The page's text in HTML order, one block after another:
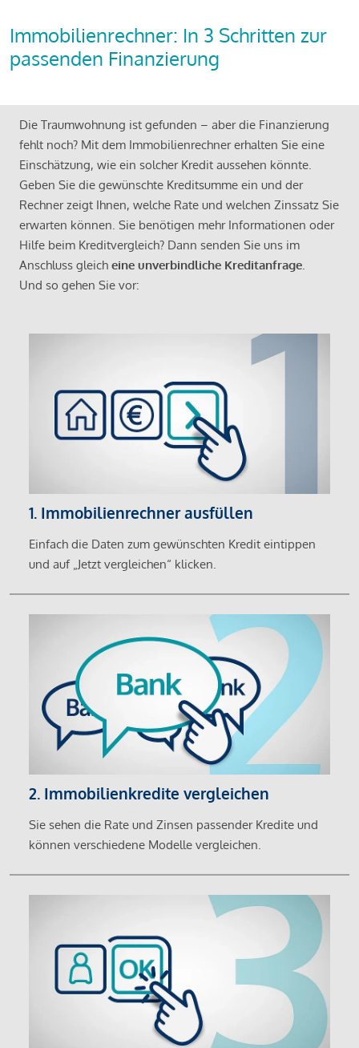
Immobilienrechner: In 3 Schritten zur
passenden Finanzierung
Die Traumwohnung ist gefunden – aber die Finanzierung
fehlt noch? Mit dem Immobilienrechner erhalten Sie eine
Einschätzung, wie ein solcher Kredit aussehen könnte.
Geben Sie die gewünschte Kreditsumme ein und der
Rechner zeigt Ihnen, welche Rate und welchen Zinssatz Sie
erwarten können. Sie benötigen mehr Informationen oder
Hilfe beim Kreditvergleich? Dann senden Sie uns im
Anschluss gleich eine unverbindliche Kreditanfrage.
Und so gehen Sie vor:
1. Immobilienrechner ausfüllen
Einfach die Daten zum gewünschten Kredit eintippen
und auf „Jetzt vergleichen“ klicken.
2. Immobilienkredite vergleichen
Sie sehen die Rate und Zinsen passender Kredite und
können verschiedene Modelle vergleichen.